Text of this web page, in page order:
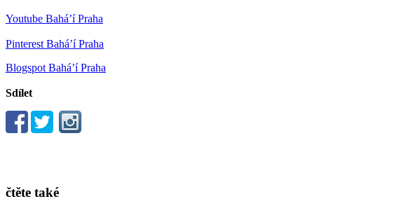
Youtube Bahá’í Praha
Pinterest Bahá’í Praha
Blogspot Bahá’í Praha
Sdílet
čtěte také